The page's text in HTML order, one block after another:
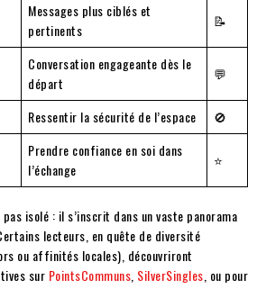
Messages plus ciblés et
pertinents
📝
Conversation engageante dès le
départ
💬
Ressentir la sécurité de l’espace 🚫
Prendre confiance en soi dans
l’échange
⭐
isolé : il s’inscrit dans un vaste panorama
lecteurs, en quête de diversité
ou affinités locales), découvriront
sur PointsCommuns SilverSingles , ou pour